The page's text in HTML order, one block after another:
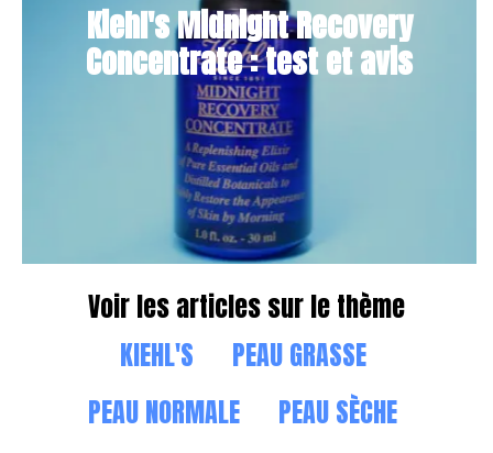
Kiehl's Midnight Recovery
Concentrate : test et avis
Voir les articles sur le thème
KIEHL'S
PEAU GRASSE
PEAU NORMALE
PEAU SÈCHE